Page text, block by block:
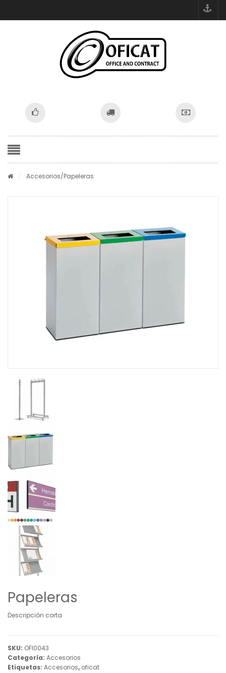
Accesorios/Papeleras
Papeleras
Descripción corta
SKU: OFI0043
Categoría: Accesorios
Etiquetas: Accesorios, oficat